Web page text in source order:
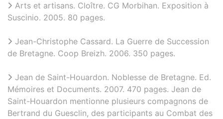
Arts et artisans. Cloître. CG Morbihan. Exposition à
Suscinio. 2005. 80 pages.
Jean-Christophe Cassard. La Guerre de Succession
de Bretagne. Coop Breizh. 2006. 350 pages.
Jean de Saint-Houardon. Noblesse de Bretagne. Ed.
Mémoires et Documents. 2007. 470 pages. Jean de
Saint-Houardon mentionne plusieurs compagnons de
Bertrand du Guesclin, des participants au Combat des